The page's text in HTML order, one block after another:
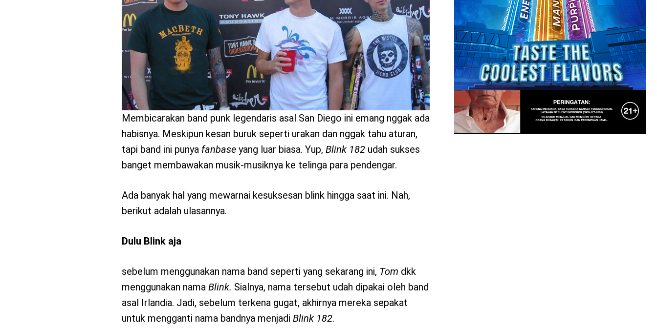
benefit
menarik
Membicarakan band punk legendaris asal San Diego ini emang nggak ada
habisnya. Meskipun kesan buruk seperti urakan dan nggak tahu aturan,
tapi band ini punya fanbaseyang luar biasa. Yup, Blink 182udah sukses
banget membawakan musik-musiknya ke telinga para pendengar.
Ada banyak hal yang mewarnai kesuksesan blink hingga saat ini. Nah,
berikut adalah ulasannya.
Dulu Blink aja
sebelum menggunakan nama band seperti yang sekarang ini, Tom dkk
menggunakan nama Blink. Sialnya, nama tersebut udah dipakai oleh band
asal Irlandia. Jadi, sebelum terkena gugat, akhirnya mereka sepakat
untuk mengganti nama bandnya menjadi Blink 182.